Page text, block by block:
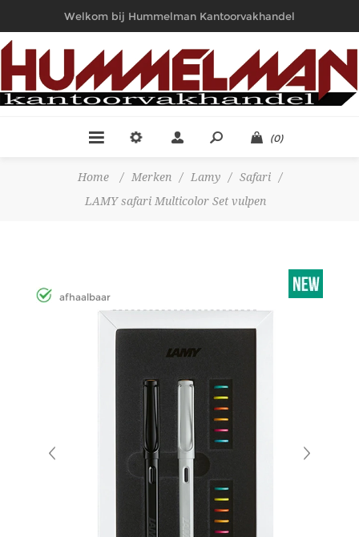
Welkom bij Hummelman Kantoorvakhandel
(0)
Home / Merken / Lamy / Safari
/
LAMY safari Multicolor Set vulpen
afhaalbaar